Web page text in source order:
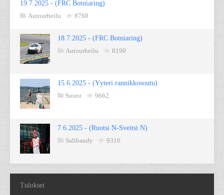
19.7.2025 - (FRC Botniaring)
Autourheilu
8768
18.7.2025 - (FRC Botniaring)
Autourheilu
8190
15.6.2025 - (Yyteri rannikkosoutu)
Soutu
9662
7.6.2025 - (Ruotsi N-Sveitsi N)
Salibandy
9316
Tulokset